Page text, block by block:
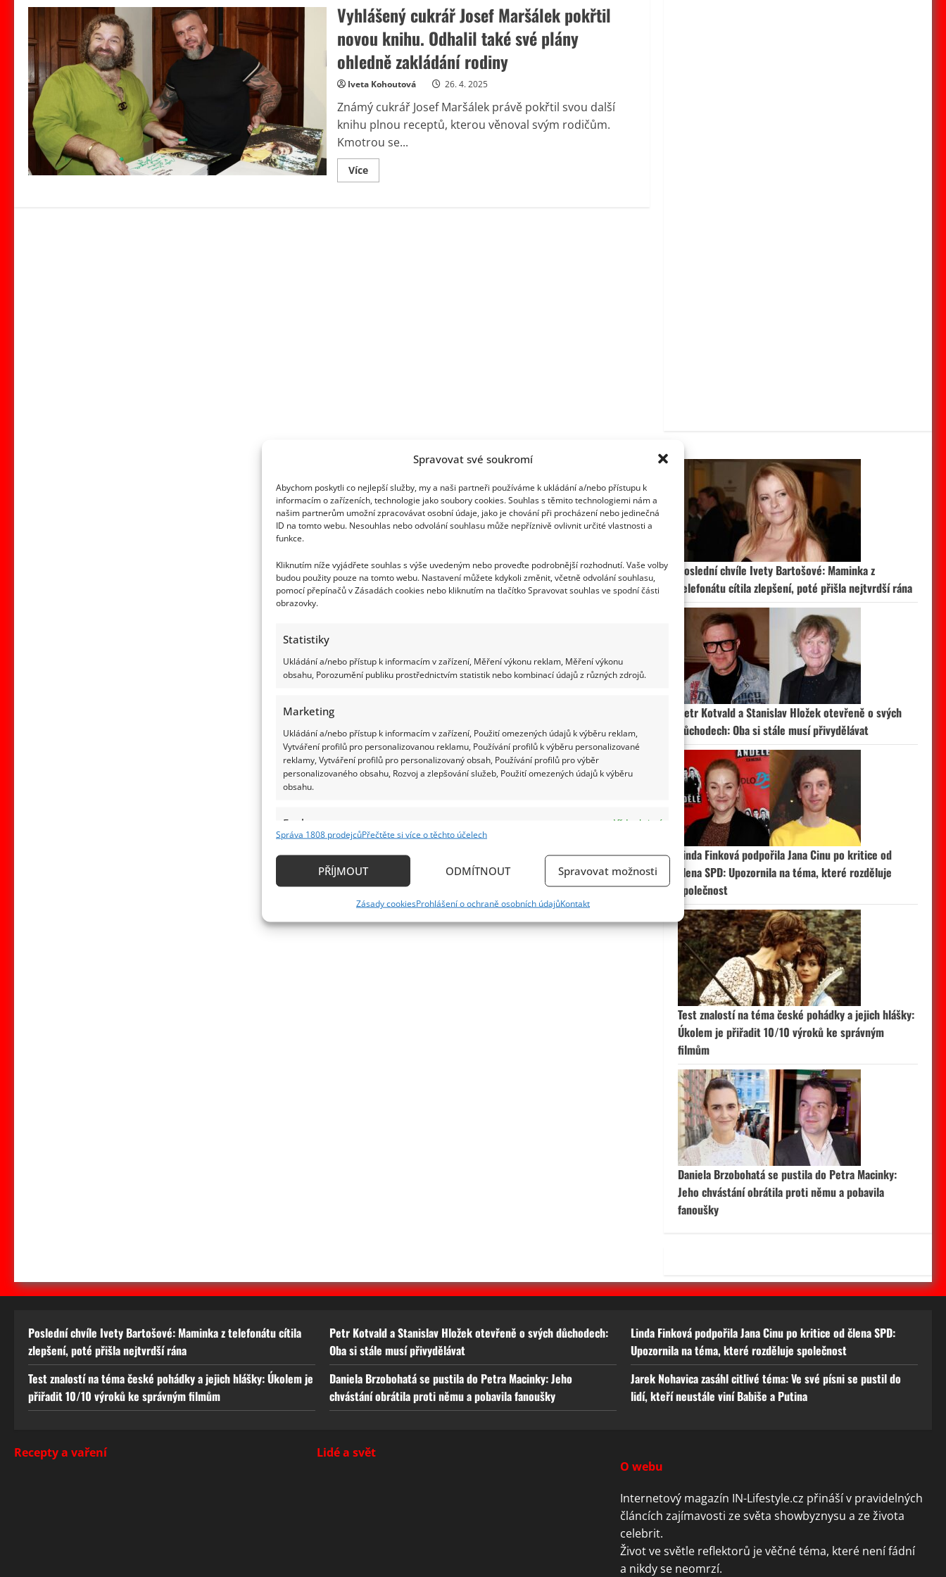
Spravovat své soukromí
Abychom poskytli co nejlepší služby, my a naši partneři používáme k ukládání a/nebo přístupu k
informacím o zařízeních, technologie jako soubory cookies. Souhlas s těmito technologiemi nám a
našim partnerům umožní zpracovávat osobní údaje, jako je chování při procházení nebo jedinečná
ID na tomto webu. Nesouhlas nebo odvolání souhlasu může nepříznivě ovlivnit určité vlastnosti a
funkce.
Kliknutím níže vyjádřete souhlas s výše uvedeným nebo proveďte podrobnější rozhodnutí. Vaše volby
budou použity pouze na tomto webu. Nastavení můžete kdykoli změnit, včetně odvolání souhlasu,
pomocí přepínačů v Zásadách cookies nebo kliknutím na tlačítko Spravovat souhlas ve spodní části
obrazovky.
Statistiky
Ukládání a/nebo přístup k informacím v zařízení, Měření výkonu reklam, Měření výkonu
obsahu, Porozumění publiku prostřednictvím statistik nebo kombinací údajů z různých zdrojů.
Marketing
Ukládání a/nebo přístup k informacím v zařízení, Použití omezených údajů k výběru reklam,
Vytváření profilů pro personalizovanou reklamu, Používání profilů k výběru personalizované
reklamy, Vytváření profilů pro personalizovaný obsah, Používání profilů pro výběr
personalizovaného obsahu, Rozvoj a zlepšování služeb, Použití omezených údajů k výběru
obsahu.
Funkce
Vždy aktivní
Identifikace zařízení na základě automaticky přenášených informací.
základě aktivně požadovaných informací.
Správa 1808 prodejcůPřečtěte si více o těchto účelech
PŘÍJMOUT ODMÍTNOUT Spravovat možnosti
Zásady cookiesProhlášení o ochraně osobních údajůKontakt
Vyhlášený cukrář Josef Maršálek pokřtil
novou knihu. Odhalil také své plány
ohledně zakládání rodiny
Iveta Kohoutová 26. 4. 2025
Známý cukrář Josef Maršálek právě pokřtil svou další
knihu plnou receptů, kterou věnoval svým rodičům.
Kmotrou se...
VíceRead
more
Poslední chvíle Ivety Bartošové: Maminka z
telefonátu cítila zlepšení, poté přišla nejtvrdší rána
Petr Kotvald a Stanislav Hložek otevřeně o svých
důchodech: Oba si stále musí přivydělávat
Linda Finková podpořila Jana Cinu po kritice od
člena SPD: Upozornila na téma, které rozděluje
společnost
Test znalostí na téma české pohádky a jejich hlášky:
Úkolem je přiřadit 10/10 výroků ke správným
filmům
Daniela Brzobohatá se pustila do Petra Macinky:
Jeho chvástání obrátila proti němu a pobavila
fanoušky
Poslední chvíle Ivety Bartošové: Maminka z telefonátu cítila
zlepšení, poté přišla nejtvrdší rána
Petr Kotvald a Stanislav Hložek otevřeně o svých důchodech:
Oba si stále musí přivydělávat
Linda Finková podpořila Jana Cinu po kritice od člena SPD:
Upozornila na téma, které rozděluje společnost
Test znalostí na téma české pohádky a jejich hlášky: Úkolem je
přiřadit 10/10 výroků ke správným filmům
Daniela Brzobohatá se pustila do Petra Macinky: Jeho
chvástání obrátila proti němu a pobavila fanoušky
Jarek Nohavica zasáhl citlivé téma: Ve své písni se pustil do
lidí, kteří neustále viní Babiše a Putina
Recepty a vaření
Lidé a svět
O webu
Internetový magazín IN-Lifestyle.cz přináší v pravidelných
článcích zajímavosti ze světa showbyznysu a ze života
celebrit.
Život ve světle reflektorů je věčné téma, které není fádní
a nikdy se neomrzí.